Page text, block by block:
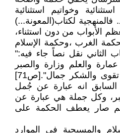
وخواتيم استثنائية
لكتاب(المعونة...)
الأبواب من دون استثناء،
الغرب ،وحكمة الإسلام
الثاني نقل نصاً جاء فيه:"
والعلم وزارة والصبر
ظفر والجود ثقة والعفاف تقوى والشكر جمال".[ص71]
انه عبارة عن جُمل
وكل جملة هي عبارة عن
ثم صار يعطف الحكمة على
والمسيحية في الموارد